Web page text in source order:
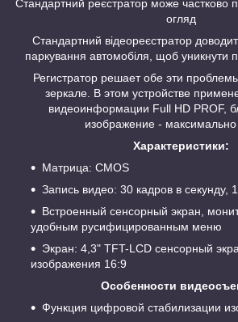
Стандартний реєстратор може частково
огляд
Стандартний відеореєстратор
паркування автомобіля, щоб уникнути
Регистратор решает обе эти
зеркале. В этом устройстве
видеоинформации Full HD PROF,
изображение - максимально
Характеристики:
Матрица: CMOS
Запись видео: 30 кадров в секунду,
Встроенный сенсорный экран,
удобным русифицированным меню
Экран: 4,3" TFT-LCD сенсорный
изображения 16:9
Особенности
Функция цифровой стабилизации